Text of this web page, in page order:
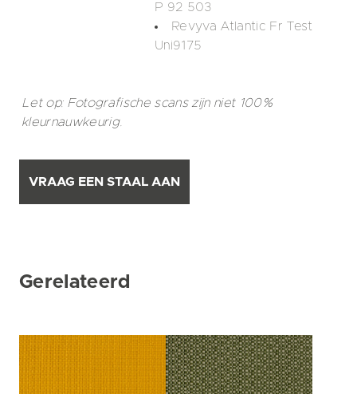
P 92 503
Revyva Atlantic Fr Test
Uni9175
Let op: Fotografische scans zijn niet 100%
kleurnauwkeurig.
VRAAG EEN STAAL AAN
Gerelateerd